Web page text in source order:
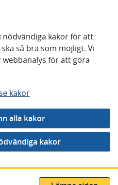
nödvändiga kakor för att
så bra som möjligt. Vi
för att göra
kakor